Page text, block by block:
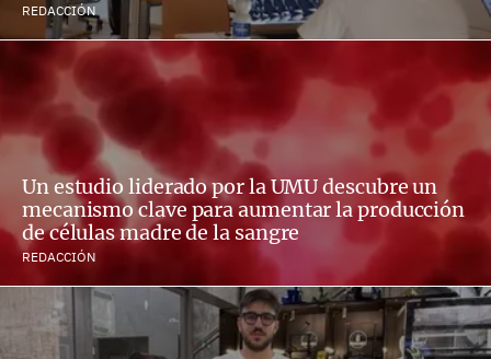
REDACCIÓN
Un estudio liderado por la UMU descubre un
mecanismo clave para aumentar la producción
de células madre de la sangre
REDACCIÓN